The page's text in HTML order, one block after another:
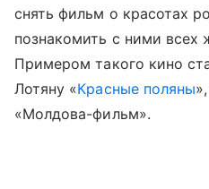
снять фильм о красотах
познакомить с ними всех
Примером такого кино
Лотяну «Красные поляны
«Молдова-фильм».